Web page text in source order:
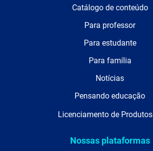
Catálogo de conteúdo
Para professor
Para estudante
Para família
Notícias
Pensando educação
Licenciamento de Produtos
Nossas plataformas